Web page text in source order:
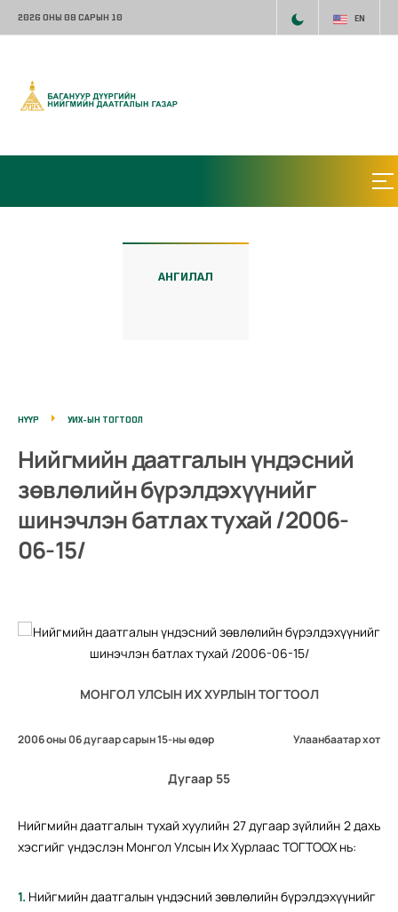
2026 ОНЫ 08 САРЫН 10 EN
АНГИЛАЛ
НҮҮР УИХ-ЫН ТОГТООЛ
Нийгмийн даатгалын үндэсний
зөвлөлийн бүрэлдэхүүнийг
шинэчлэн батлах тухай /2006-
06-15/
МОНГОЛ УЛСЫН ИХ ХУРЛЫН ТОГТООЛ
2006 оны 06 дугаар сарын 15-ны өдөр Улаанбаатар хот
Дугаар 55
Нийгмийн даатгалын тухай хуулийн 27 дугаар зүйлийн 2 дахь
хэсгийг үндэслэн Монгол Улсын Их Хурлаас ТОГТООХ нь:
Нийгмийн даатгалын үндэсний зөвлөлийн бүрэлдэхүүнийг